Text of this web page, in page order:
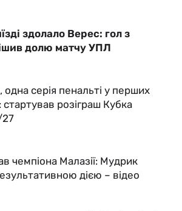
здолало Верес: гол з
долю матчу УПЛ
серія пенальті у перших
розіграш Кубка
27
чемпіона Малазії: Мудрик
дією – відео